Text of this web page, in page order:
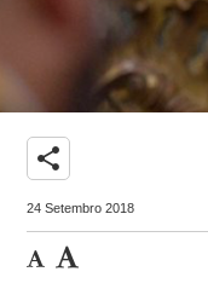
share
24 Setembro 2018